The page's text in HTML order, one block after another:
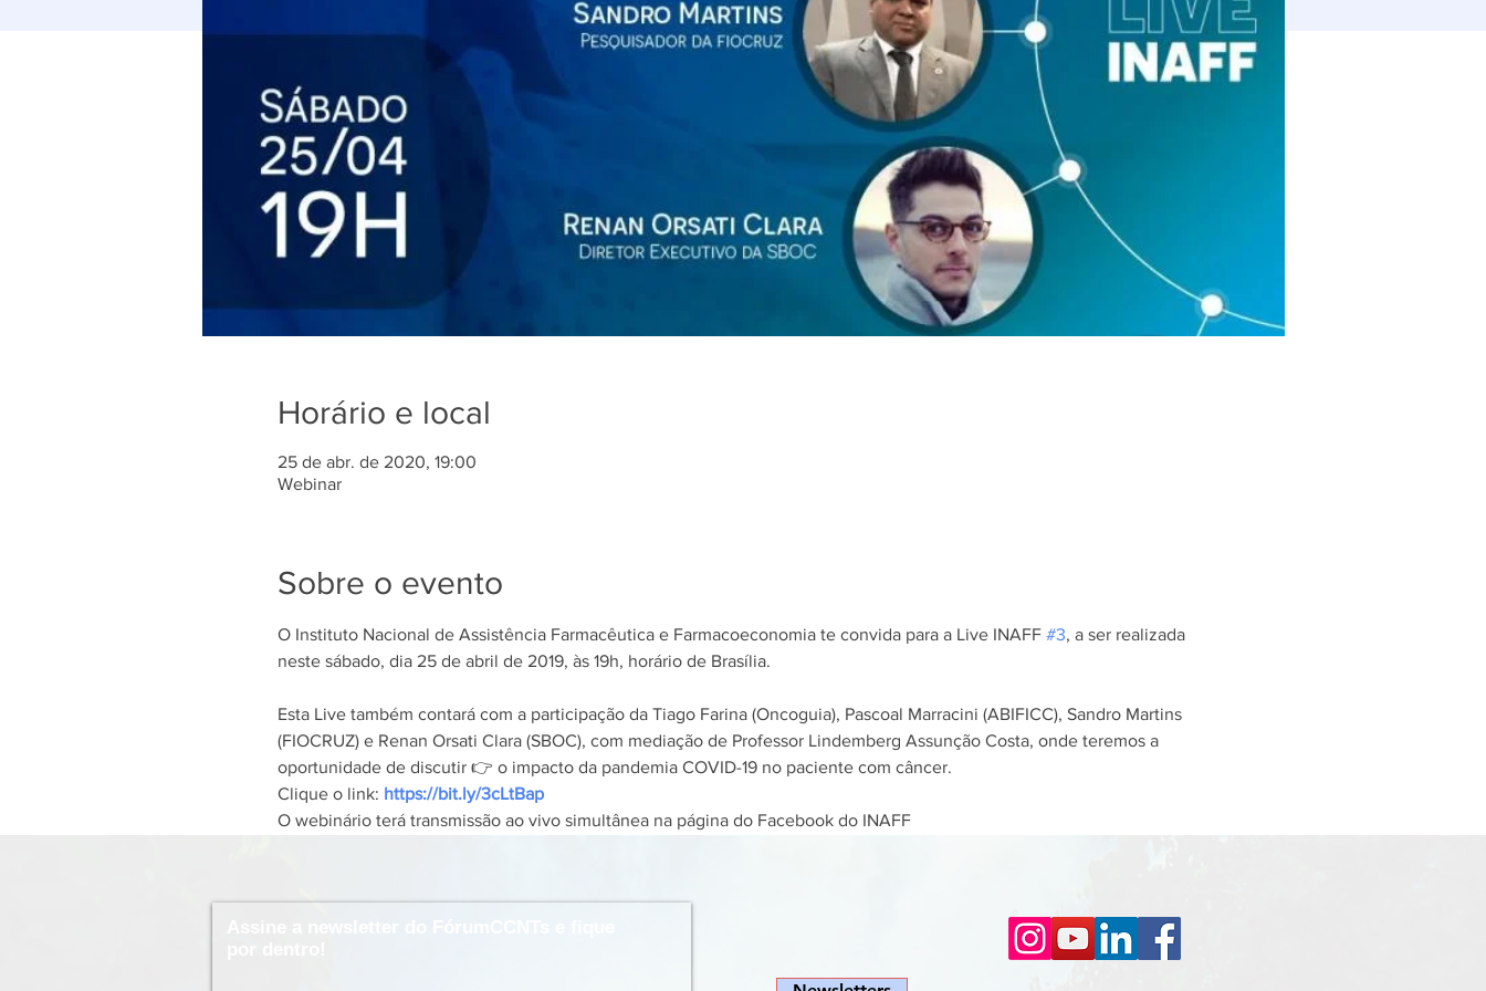
Horário e local
25 de abr. de 2020, 19:00
Webinar
Sobre o evento
O Instituto Nacional de Assistência Farmacêutica e Farmacoeconomia te convida para a Live INAFF #3, a ser realizada
neste sábado, dia 25 de abril de 2019, às 19h, horário de Brasília. ⠀
Esta Live também contará com a participação da Tiago Farina (Oncoguia), Pascoal Marracini (ABIFICC), Sandro Martins
(FIOCRUZ) e Renan Orsati Clara (SBOC), com mediação de Professor Lindemberg Assunção Costa, onde teremos a
oportunidade de discutir 👉 o impacto da pandemia COVID-19 no paciente com câncer. ⠀
Clique o link: https://bit.ly/3cLtBap ⠀
O webinário terá transmissão ao vivo simultânea na página do Facebook do INAFF